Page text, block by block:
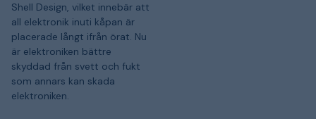
Shell Design, vilket innebär att
all elektronik inuti kåpan är
placerade långt ifrån örat. Nu
är elektroniken bättre
skyddad från svett och fukt
som annars kan skada
elektroniken.